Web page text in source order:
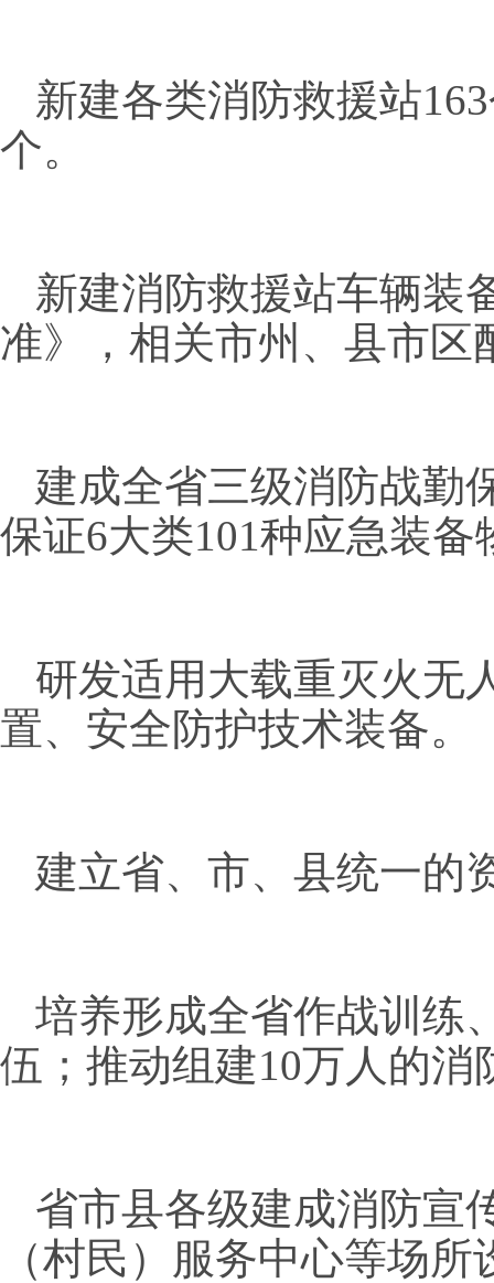
新建各类消防救援站
个。
新建消防救援站车辆装
准》，相关市州、县市区
建成全省三级消防战勤
保证6大类101种应急装备
研发适用大载重灭火无
置、安全防护技术装备。
建立省、市、县统一的
培养形成全省作战训练
伍；推动组建10万人的消
省市县各级建成消防宣
（村民）服务中心等场